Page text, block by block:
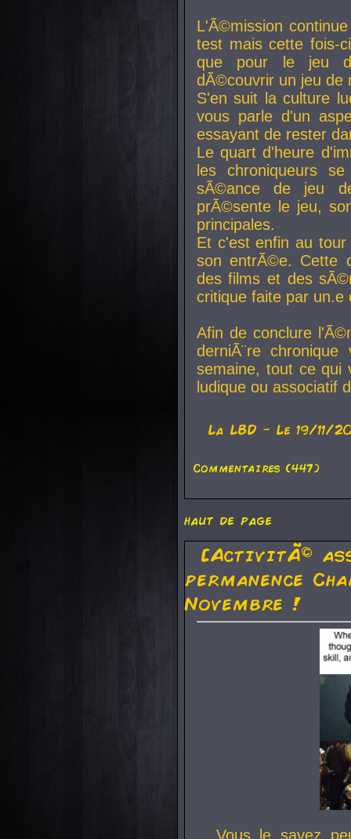
L'Ã©mission
test mais cette fois-
que pour le jeu
dÃ©couvrir un jeu de
S'en suit la culture
vous parle d'un
essayant de rester
Le quart d'heure
les chroniqueurs
sÃ©ance de jeu
prÃ©sente le jeu,
principales.
Et c'est enfin au
son entrÃ©e. Cette
des films et des
critique faite par
Afin de conclure
derniÃ¨re
semaine, tout ce qui
ludique ou associatif
La LBD - Le 19/11/
Commentaires (447)
haut de page
[ActivitÃ©
permanence
Novembre !
Vous le savez